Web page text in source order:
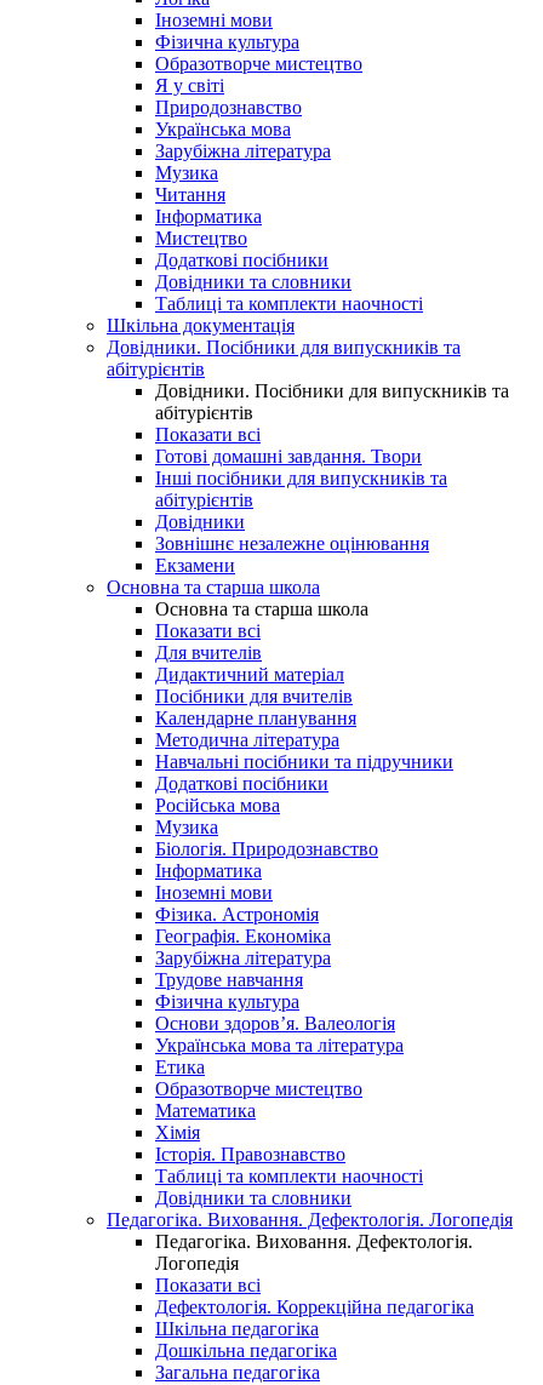
Іноземні мови
Фізична культура
Образотворче мистецтво
Я у світі
Природознавство
Українська мова
Зарубіжна література
Музика
Читання
Інформатика
Мистецтво
Додаткові посібники
Довідники та словники
Таблиці та комплекти наочності
Шкільна документація
Довідники. Посібники для випускників та
абітурієнтів
Довідники. Посібники для випускників та
абітурієнтів
Показати всі
Готові домашні завдання. Твори
Інші посібники для випускників та
абітурієнтів
Довідники
Зовнішнє незалежне оцінювання
Екзамени
Основна та старша школа
Основна та старша школа
Показати всі
Для вчителів
Дидактичний матеріал
Посібники для вчителів
Календарне планування
Методична література
Навчальні посібники та підручники
Додаткові посібники
Російська мова
Музика
Біологія. Природознавство
Інформатика
Іноземні мови
Фізика. Астрономія
Географія. Економіка
Зарубіжна література
Трудове навчання
Фізична культура
Основи здоров’я. Валеологія
Українська мова та література
Етика
Образотворче мистецтво
Математика
Хімія
Історія. Правознавство
Таблиці та комплекти наочності
Довідники та словники
Педагогіка. Виховання. Дефектологія. Логопедія
Педагогіка. Виховання. Дефектологія.
Логопедія
Показати всі
Дефектологія. Коррекційна педагогіка
Шкільна педагогіка
Дошкільна педагогіка
Загальна педагогіка